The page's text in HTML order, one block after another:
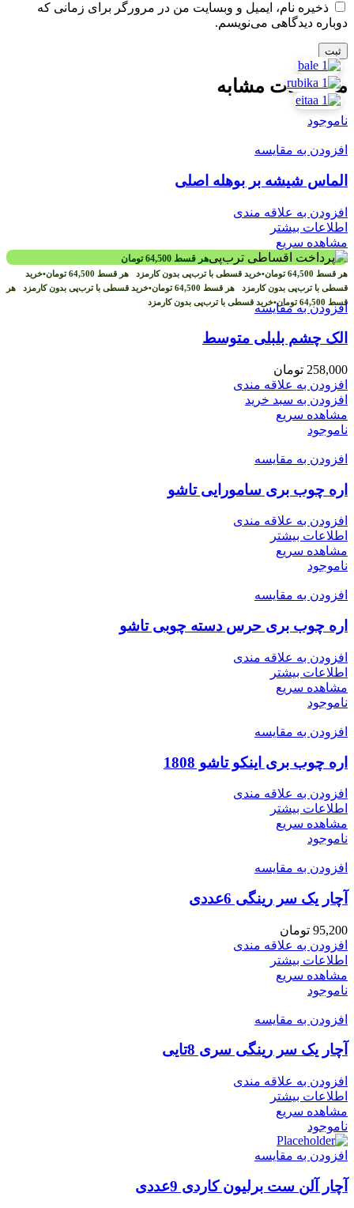
ذخیره نام، ایمیل و وبسایت من در مرورگر برای زمانی که
دوباره دیدگاهی می‌نویسم.
محصولات مشابه
ناموجود
افزودن به مقایسه
الماس شیشه بر بوهله اصلی
افزودن به علاقه مندی
اطلاعات بیشتر
مشاهده سریع
هر قسط 64,500 تومان
هر قسط 64,500 تومان•خرید قسطی با ترب‌پی بدون کارمزد هر قسط 64,500 تومان•خرید
قسطی با ترب‌پی بدون کارمزد هر قسط 64,500 تومان•خرید قسطی با ترب‌پی بدون کارمزد هر
قسط 64,500 تومان•خرید قسطی با ترب‌پی بدون کارمزدافزودن به مقایسه
الک چشم بلبلی متوسط
258,000 تومان
افزودن به علاقه مندی
افزودن به سبد خرید
مشاهده سریع
ناموجود
افزودن به مقایسه
اره چوب بری سامورایی تاشو
افزودن به علاقه مندی
اطلاعات بیشتر
مشاهده سریع
ناموجود
افزودن به مقایسه
اره چوب بری حرس دسته چوبی تاشو
افزودن به علاقه مندی
اطلاعات بیشتر
مشاهده سریع
ناموجود
افزودن به مقایسه
اره چوب بری اینکو تاشو 1808
افزودن به علاقه مندی
اطلاعات بیشتر
مشاهده سریع
ناموجود
افزودن به مقایسه
آچار یک سر رینگی 6عددی
95,200 تومان
افزودن به علاقه مندی
اطلاعات بیشتر
مشاهده سریع
ناموجود
افزودن به مقایسه
آچار یک سر رینگی سری 8تایی
افزودن به علاقه مندی
اطلاعات بیشتر
مشاهده سریع
ناموجود
افزودن به مقایسه
آچار آلن ست برلیون کاردی 9عددی